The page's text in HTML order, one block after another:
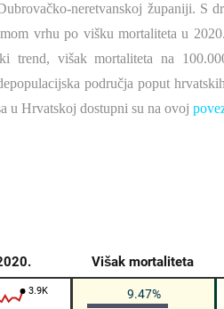
neretvanskoj županiji. S
vrhu po višku mortaliteta u
trend, višak mortaliteta na
područja poput
u Hrvatskoj dostupni su na ovoj